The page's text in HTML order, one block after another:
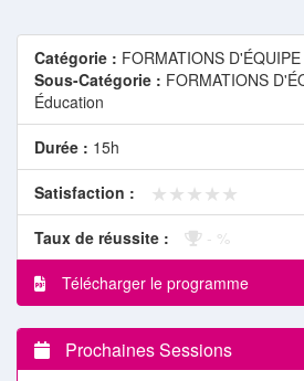
Catégorie : FORMATIONS D'ÉQUIPE
Sous-Catégorie : FORMATIONS
Éducation
Durée : 15h
Satisfaction : ★★★★★
★★★★★
Taux de réussite : - %
Télécharger le programme
Prochaines Sessions